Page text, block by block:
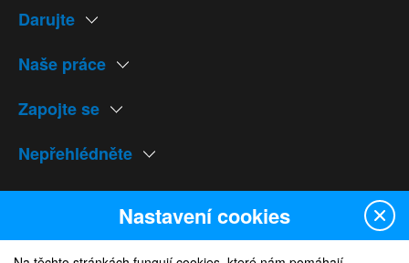
Darujte
Naše práce
Zapojte se
Nepřehlédněte
Naše weby
Nastavení cookies